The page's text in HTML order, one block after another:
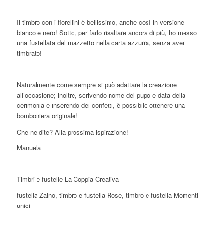
Il timbro con i fiorellini è bellissimo, anche così in versione
bianco e nero! Sotto, per farlo risaltare ancora di più, ho messo
una fustellata del mazzetto nella carta azzurra, senza aver
timbrato!
Naturalmente come sempre si può adattare la creazione
all’occasione; inoltre, scrivendo nome del pupo e data della
cerimonia e inserendo dei confetti, è possibile ottenere una
bomboniera originale!
Che ne dite? Alla prossima ispirazione!
Manuela
Timbri e fustelle La Coppia Creativa
fustella Zaino, timbro e fustella Rose, timbro e fustella Momenti
unici